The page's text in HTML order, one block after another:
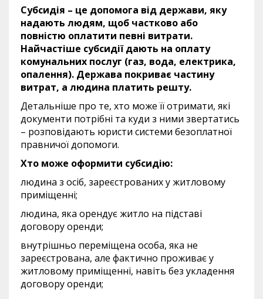
Субсидія – це допомога від держави, яку
надають людям, щоб частково або
повністю оплатити певні витрати.
Найчастіше субсидії дають на оплату
комунальних послуг (газ, вода, електрика,
опалення). Держава покриває частину
витрат, а людина платить решту.
Детальніше про те, хто може її отримати, які
документи потрібні та куди з ними звертатись
– розповідають юристи системи безоплатної
правничої допомоги.
Хто може оформити субсидію:
людина з осіб, зареєстрованих у житловому
приміщенні;
людина, яка орендує житло на підставі
договору оренди;
внутрішньо переміщена особа, яка не
зареєстрована, але фактично проживає у
житловому приміщенні, навіть без укладення
договору оренди;